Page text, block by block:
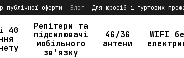
публічної оферти Блог
Для юросіб і гуртових
4G
Репітери та
підсилювачі
мобільного
зв'язку
4G/3G
антени
WIFI